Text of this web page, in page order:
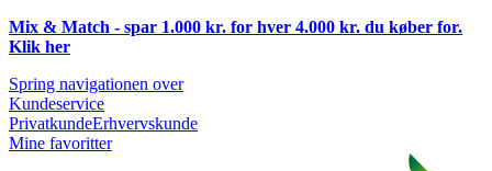
Mix & Match - spar 1.000 kr. for hver 4.000 kr. du køber for.
Klik her
Spring navigationen over
Kundeservice
PrivatkundeErhvervskunde
Mine favoritter